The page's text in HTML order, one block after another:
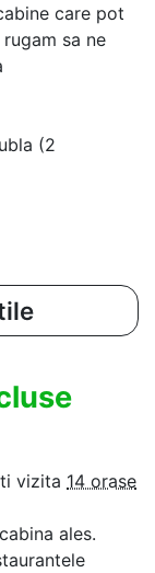
care pot
sa ne
(2
vizita 14 orase
ales.